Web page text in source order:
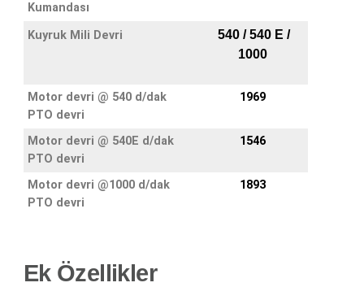
Kumandası
Kuyruk Mili Devri
540 / 540 E /
1000
Motor devri @ 540 d/dak
PTO devri
1969
Motor devri @ 540E d/dak
PTO devri
1546
Motor devri @1000 d/dak
PTO devri
1893
Ek Özellikler